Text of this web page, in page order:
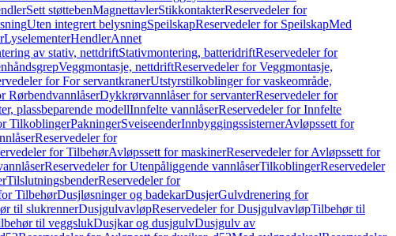
Sett støttebenMagnettavlerStikkontakterReservedeler for
Uten integrert belysningSpeilskapReservedeler for SpeilskapMed
LyselementerHendlerAnnet
av stativ, nettdriftStativmontering, batteridriftReservedeler for
Veggmontasje, nettdriftReservedeler for Veggmontasje,
for For servantkranerUtstyrstilkoblinger for vaskeområde,
RørbendvannlåserDykkrørvannlåser for servanterReservedeler for
plassbeparende modellInnfelte vannlåserReservedeler for Innfelte
TilkoblingerPakningerSveiseenderInnbyggingssisternerAvløpssett for
Reservedeler for
for TilbehørAvløpssett for maskinerReservedeler for Avløpssett for
Reservedeler for Utenpåliggende vannlåserTilkoblingerReservedeler
TilslutningsbenderReservedeler for
TilbehørDusjløsninger og badekarDusjerGulvdrenering for
til slukrennerDusjgulvavløpReservedeler for DusjgulvavløpTilbehør til
til veggslukDusjkar og dusjgulvDusjgulv av